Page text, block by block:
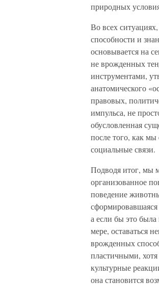
природных
Во всех
способности и
основывается на
не врожденных
инструментами,
анатомического
правовых,
импульса, не
обусловленная
после того, как
социальные связи.
Подводя итог, мы
организованное
поведение
а если бы это была
мере, оставаться
врожденных
пластичными,
культурные
она становится